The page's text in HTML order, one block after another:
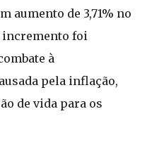
aumento de 3,71% no
incremento foi
à
pela inflação,
de vida para os